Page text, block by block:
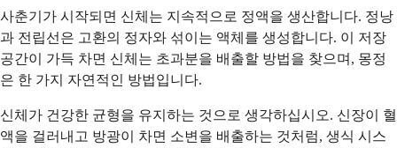
사춘기가 시작되면 신체는 지속적으로 정액을 생산합니다. 정낭
과 전립선은 고환의 정자와 섞이는 액체를 생성합니다. 이 저장
공간이 가득 차면 신체는 초과분을 배출할 방법을 찾으며, 몽정
은 한 가지 자연적인 방법입니다.
신체가 건강한 균형을 유지하는 것으로 생각하십시오. 신장이 혈
액을 걸러내고 방광이 차면 소변을 배출하는 것처럼, 생식 시스